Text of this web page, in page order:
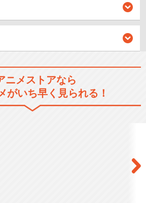
ニメストアなら
がいち早く見られる！